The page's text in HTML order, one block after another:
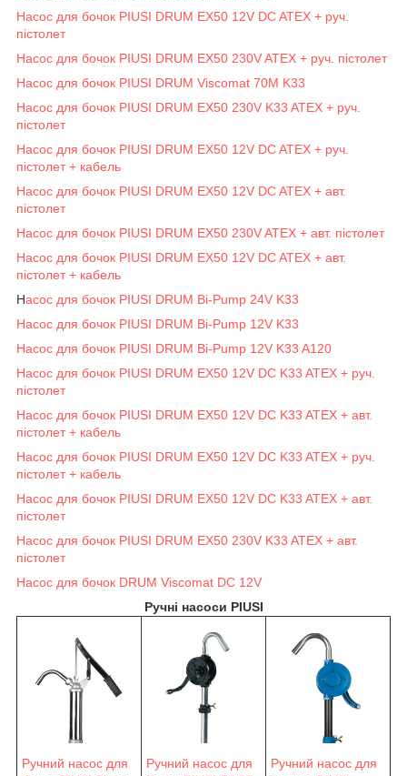
Насос для бочок PIUSI DRUM EX50 12V DC ATEX + руч.
пістолет
Насос для бочок PIUSI DRUM EX50 230V ATEX + руч. пістолет
Насос для бочок PIUSI DRUM Viscomat 70M K33
Насос для бочок PIUSI DRUM EX50 230V K33 ATEX + руч.
пістолет
Насос для бочок PIUSI DRUM EX50 12V DC ATEX + руч.
пістолет + кабель
Насос для бочок PIUSI DRUM EX50 12V DC ATEX + авт.
пістолет
Насос для бочок PIUSI DRUM EX50 230V ATEX + авт. пістолет
Насос для бочок PIUSI DRUM EX50 12V DC ATEX + авт.
пістолет + кабель
Насос для бочок PIUSI DRUM Bi-Pump 24V K33
Насос для бочок PIUSI DRUM Bi-Pump 12V K33
Насос для бочок PIUSI DRUM Bi-Pump 12V K33 A120
Насос для бочок PIUSI DRUM EX50 12V DC K33 ATEX + руч.
пістолет
Насос для бочок PIUSI DRUM EX50 12V DC K33 ATEX + авт.
пістолет + кабель
Насос для бочок PIUSI DRUM EX50 12V DC K33 ATEX + руч.
пістолет + кабель
Насос для бочок PIUSI DRUM EX50 12V DC K33 ATEX + авт.
пістолет
Насос для бочок PIUSI DRUM EX50 230V K33 ATEX + авт.
пістолет
Насос для бочок DRUM Viscomat DC 12V
Ручні насоси PIUSI
Ручний насос для
Ручний насос для
Ручний насос для